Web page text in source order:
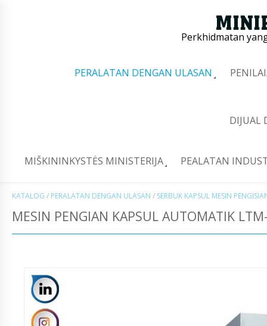
Perkhidmatan
PERALATAN DENGAN ULASAN
DIJUAL
MIŠKININKYSTĖS MINISTERIJA PEALATAN
KATALOG / PERALATAN DENGAN ULASAN / SERBUK KAPSUL MESIN
MESIN PENGIAN KAPSUL AUTOMATIK